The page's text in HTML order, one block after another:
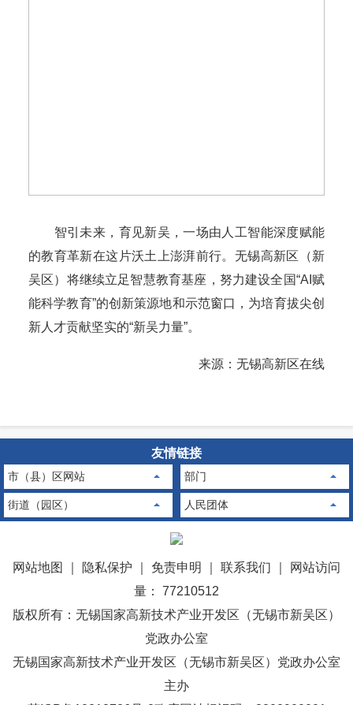
智引未来，育见新吴，一场由人工智能深度赋能
的教育革新在这片沃土上澎湃前行。无锡高新区（新
吴区）将继续立足智慧教育基座，努力建设全国“AI赋
能科学教育”的创新策源地和示范窗口，为培育拔尖创
新人才贡献坚实的“新吴力量”。
来源：无锡高新区在线
友情链接
市（县）区网站 部门
街道（园区） 人民团体
网站地图 隐私保护 免责申明 联系我们
网站访问
量： 77210512
版权所有：无锡国家高新技术产业开发区（无锡市新吴区）
党政办公室
无锡国家高新技术产业开发区（无锡市新吴区）党政办公室
主办